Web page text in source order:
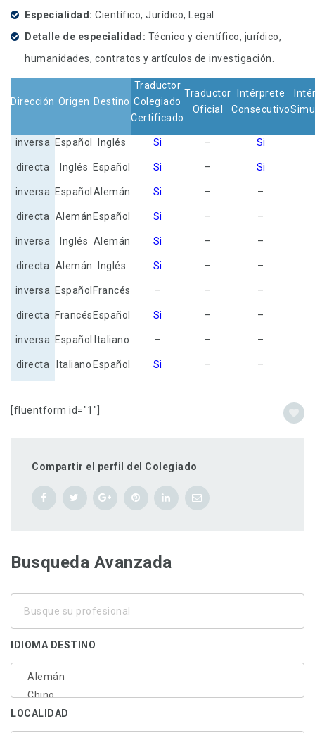
Especialidad Científico, Jurídico, Legal
Detalle de especialidad
Técnico y científico, jurídico,
humanidades, contratos y artículos de investigación.
Dirección Origen Destino
Traductor
Colegiado
Certificado
Traductor
Oficial
Intérprete
Consecutivo
inversa Español Inglés Si – Si
directa Inglés Español Si – Si
inversa Español Alemán Si – –
directa Alemán Español Si – –
inversa Inglés Alemán Si – –
directa Alemán Inglés Si – –
inversa Español Francés – – –
directa Francés Español Si – –
inversa Español Italiano – – –
directa Italiano Español Si – –
[fluentform id="1"]
Compartir el perfil del Colegiado
Busqueda Avanzada
IDIOMA DESTINO
LOCALIDAD